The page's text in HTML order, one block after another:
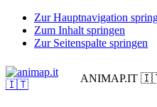
Zur Hauptnavigation
Zum Inhalt springen
Zur Seitenspalte springen
ANIMAP.IT